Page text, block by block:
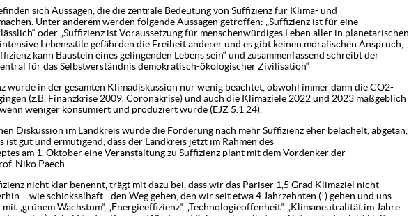
Scheideweg (20.04.2020)
(05.10.2019)
Klimaziele ( )
(Sep 2016)
werden (Sep 2019)
(Okt 2018)
keine Lösung geben (01.02.2016)
sich Aussagen, die die zentrale Bedeutung von Suffizienz für Klima- und
Unter anderem werden folgende Aussagen getroffen: „Suffizienz ist für eine
oder „Suffizienz ist Voraussetzung für menschenwürdiges Leben aller in planetarischen
Lebensstile gefährden die Freiheit anderer und es gibt keinen moralischen Anspruch,
kann Baustein eines gelingenden Lebens sein“ und zusammenfassend schreibt der
für das Selbstverständnis demokratisch-ökologischer Zivilisation“
wurde in der gesamten Klimadiskussion nur wenig beachtet, obwohl immer dann die CO2-
(z.B. Finanzkrise 2009, Coronakrise) und auch die Klimaziele 2022 und 2023 maßgeblich
weniger konsumiert und produziert wurde (EJZ 5.1.24).
im Landkreis wurde die Forderung nach mehr Suffizienz eher belächelt, abgetan,
gut und ermutigend, dass der Landkreis jetzt im Rahmen des
am 1. Oktober eine Veranstaltung zu Suffizienz plant mit dem Vordenker der
Niko Paech.
nicht klar benennt, trägt mit dazu bei, dass wir das Pariser 1,5 Grad Klimaziel nicht
– wie schicksalhaft - den Weg gehen, den wir seit etwa 4 Jahrzehnten (!) gehen und uns
„grünem Wachstum“, „Energieeffizienz“, „Technologieoffenheit“, „Klimaneutralität im Jahre